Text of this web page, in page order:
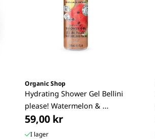
Organic Shop
Hydrating Shower Gel Bellini
please! Watermelon & ...
59,00 kr
I lager